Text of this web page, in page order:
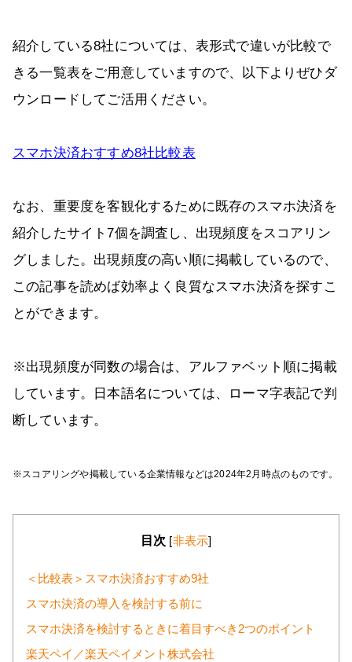
紹介している8社については、表形式で違いが比較で
きる一覧表をご用意していますので、以下よりぜひダ
ウンロードしてご活用ください。
スマホ決済おすすめ8社比較表
なお、重要度を客観化するために既存のスマホ決済を
紹介したサイト7個を調査し、出現頻度をスコアリン
グしました。出現頻度の高い順に掲載しているので、
この記事を読めば効率よく良質なスマホ決済を探すこ
とができます。
※出現頻度が同数の場合は、アルファベット順に掲載
しています。日本語名については、ローマ字表記で判
断しています。
※スコアリングや掲載している企業情報などは2024年2月時点のものです。
目次 [非表示]
＜比較表＞スマホ決済おすすめ9社
スマホ決済の導入を検討する前に
スマホ決済を検討するときに着目すべき2つのポイント
楽天ペイ／楽天ペイメント株式会社